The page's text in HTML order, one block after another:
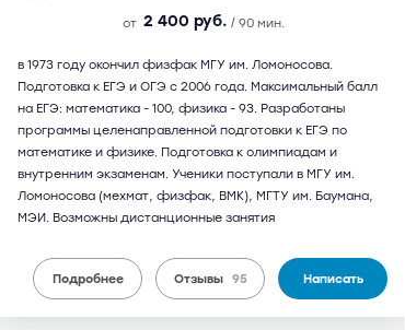
от 2 400 руб. / 90 мин.
в 1973 году окончил физфак МГУ им. Ломоносова.
Подготовка к ЕГЭ и ОГЭ с 2006 года. Максимальный балл
на ЕГЭ: математика - 100, физика - 93. Разработаны
программы целенаправленной подготовки к ЕГЭ по
математике и физике. Подготовка к олимпиадам и
внутренним экзаменам. Ученики поступали в МГУ им.
Ломоносова (мехмат, физфак, ВМК), МГТУ им. Баумана,
МЭИ. Возможны дистанционные занятия
Подробнее Отзывы 95 Написать